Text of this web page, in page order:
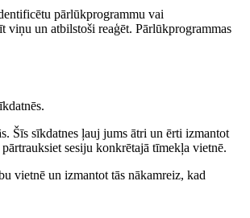
pārlūkprogrammu vai
viņu un atbilstoši reaģēt. Pārlūkprogrammas
Šīs sīkdatnes ļauj jums ātri un ērti izmantot
sesiju konkrētajā tīmekļa vietnē.
vietnē un izmantot tās nākamreiz, kad